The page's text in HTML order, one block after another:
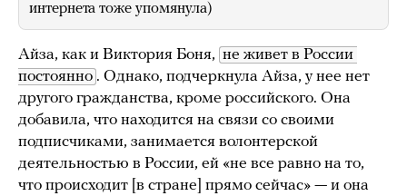
интернета тоже упомянула)
Айза, как и Виктория Боня, не живет в России
постоянно . Однако, подчеркнула Айза, у нее нет
другого гражданства, кроме российского. Она
добавила, что находится на связи со своими
подписчиками, занимается волонтерской
деятельностью в России, ей «не все равно на то,
что происходит [в стране] прямо сейчас» — и она